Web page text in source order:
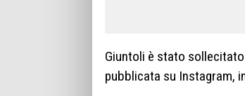
Giuntoli è stato
pubblicata su Instagram,